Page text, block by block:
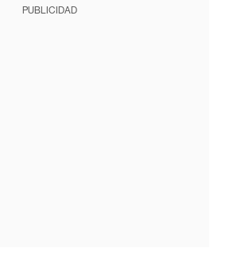
PUBLICIDAD